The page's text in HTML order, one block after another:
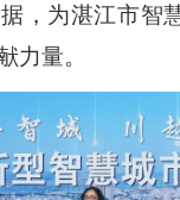
，为湛江市智
力量。